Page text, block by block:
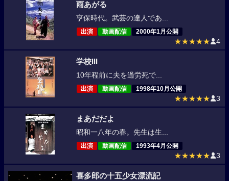
雨あがる
亨保時代。武芸の達人であ...
出演 動画配信 2000年1月公開
★★★★★ 4
学校III
10年程前に夫を過労死で...
出演 動画配信 1998年10月公開
★★★★★ 3
まあだだよ
昭和一八年の春。先生は生...
出演 動画配信 1993年4月公開
★★★★★ 3
喜多郎の十五少女漂流記